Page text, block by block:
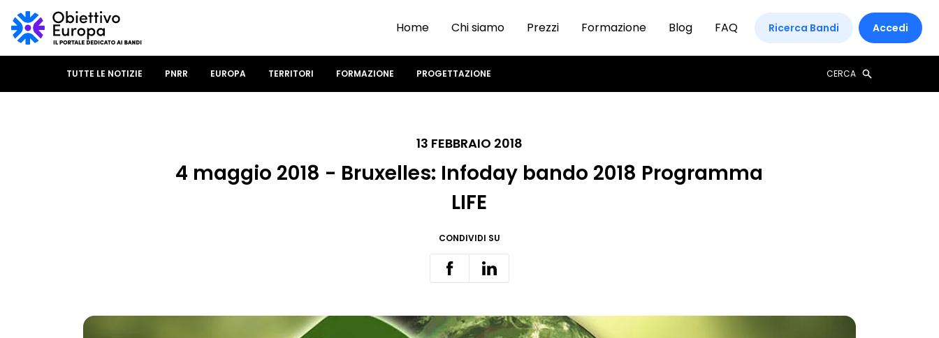
Home Chi siamo Prezzi Formazione Blog FAQ Ricerca Bandi Accedi
TUTTE LE NOTIZIE PNRR EUROPA TERRITORI FORMAZIONE PROGETTAZIONE CERCA
13 FEBBRAIO 2018
4 maggio 2018 - Bruxelles: Infoday bando 2018 Programma
LIFE
CONDIVIDI SU